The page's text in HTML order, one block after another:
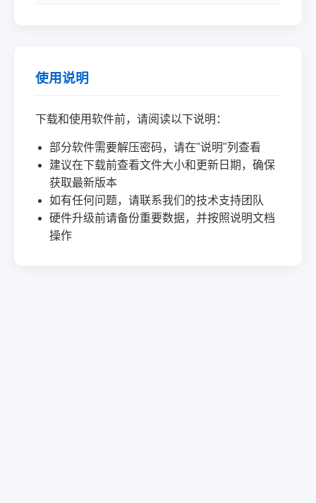
使用说明
下载和使用软件前，请阅读以下说明：
部分软件需要解压密码，请在"说明"列查看
建议在下载前查看文件大小和更新日期，确保
获取最新版本
如有任何问题，请联系我们的技术支持团队
硬件升级前请备份重要数据，并按照说明文档
操作